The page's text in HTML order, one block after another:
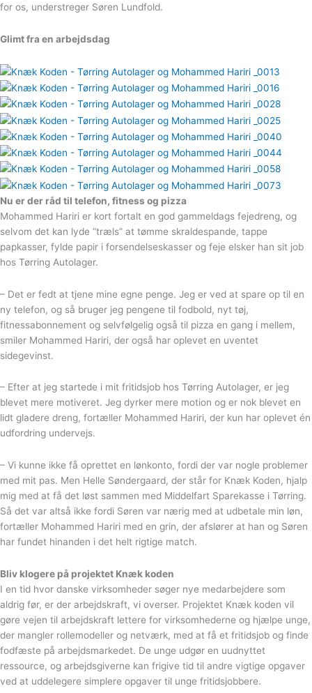
for os, understreger Søren Lundfold.
Glimt fra en arbejdsdag
Nu er der råd til telefon, fitness og pizza
Mohammed Hariri er kort fortalt en god gammeldags fejedreng, og
selvom det kan lyde ”træls” at tømme skraldespande, tappe
papkasser, fylde papir i forsendelseskasser og feje elsker han sit job
hos Tørring Autolager.
– Det er fedt at tjene mine egne penge. Jeg er ved at spare op til en
ny telefon, og så bruger jeg pengene til fodbold, nyt tøj,
fitnessabonnement og selvfølgelig også til pizza en gang i mellem,
smiler Mohammed Hariri, der også har oplevet en uventet
sidegevinst.
– Efter at jeg startede i mit fritidsjob hos Tørring Autolager, er jeg
blevet mere motiveret. Jeg dyrker mere motion og er nok blevet en
lidt gladere dreng, fortæller Mohammed Hariri, der kun har oplevet én
udfordring undervejs.
– Vi kunne ikke få oprettet en lønkonto, fordi der var nogle problemer
med mit pas. Men Helle Søndergaard, der står for Knæk Koden, hjalp
mig med at få det løst sammen med Middelfart Sparekasse i Tørring.
Så det var altså ikke fordi Søren var nærig med at udbetale min løn,
fortæller Mohammed Hariri med en grin, der afslører at han og Søren
har fundet hinanden i det helt rigtige match.
Bliv klogere på projektet Knæk koden
I en tid hvor danske virksomheder søger nye medarbejdere som
aldrig før, er der arbejdskraft, vi overser. Projektet Knæk koden vil
gøre vejen til arbejdskraft lettere for virksomhederne og hjælpe unge,
der mangler rollemodeller og netværk, med at få et fritidsjob og finde
fodfæste på arbejdsmarkedet. De unge udgør en uudnyttet
ressource, og arbejdsgiverne kan frigive tid til andre vigtige opgaver
ved at uddelegere simplere opgaver til unge fritidsjobbere.